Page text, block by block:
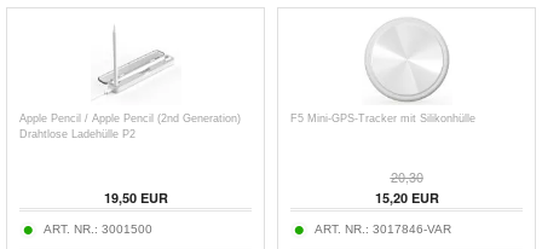
Apple Pencil / Apple Pencil (2nd Generation)
Drahtlose Ladehülle P2
19,50EUR
ART. NR.: 3001500
F5 Mini-GPS-Tracker mit Silikonhülle
20,30
15,20EUR
ART. NR.: 3017846-VAR